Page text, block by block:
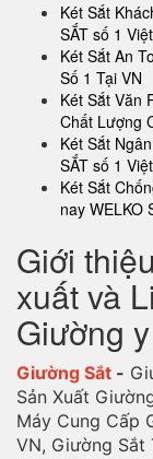
Két Sắt
SẮT số 1
Két Sắt An
Số 1 Tại VN
Két Sắt Văn
Chất Lượng
Két Sắt
SẮT số 1
Két Sắt
nay WELKO
Giới
xuất và
Giường
Giường Sắt -
Sản Xuất
Máy Cung Cấp
VN, Giường Sắt